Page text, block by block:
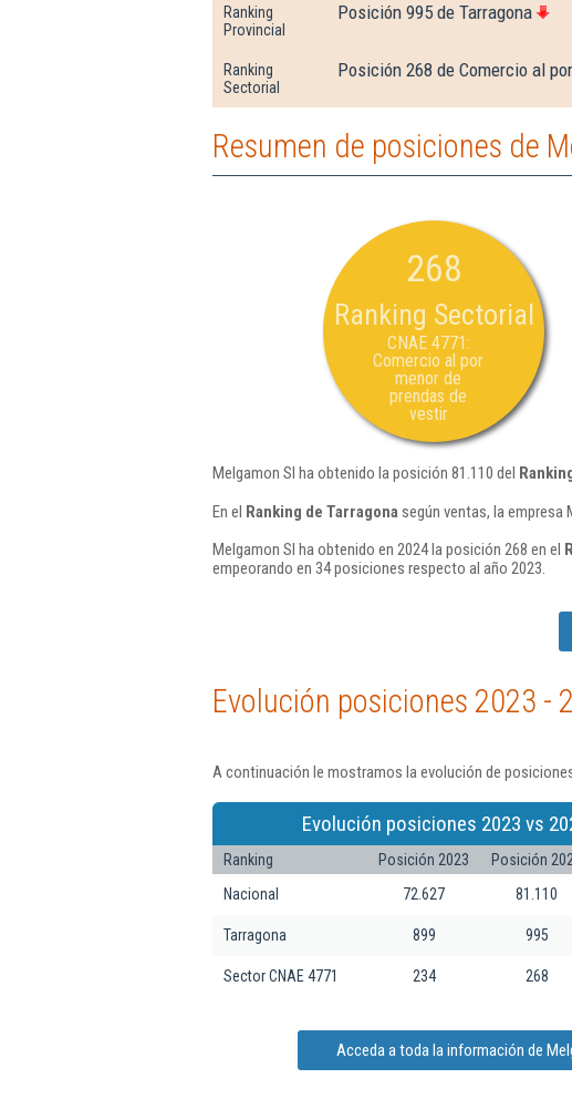
Ranking
Provincial
Posición 995 de Tarragona
Ranking
Sectorial
Posición 268 de Comercio al
Resumen de posiciones de
268
Ranking Sectorial
CNAE 4771:
Comercio al por
menor de
prendas de
vestir
Melgamon Sl ha obtenido la posición 81.110 del
En el Ranking de Tarragona según ventas, la empresa
Melgamon Sl ha obtenido en 2024 la posición 268 en el
empeorando en 34 posiciones respecto al año 2023.
Evolución posiciones 2023 -
A continuación le mostramos la evolución de
Evolución posiciones 2023 vs
Ranking Posición 2023 Posición
Nacional
72.627 81.110
Tarragona 899 995
Sector CNAE 4771 234 268
Acceda a toda la información de